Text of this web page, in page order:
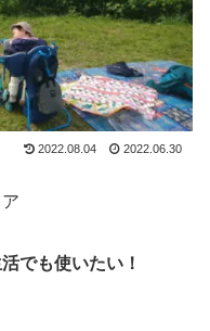
2022.08.04 2022.06.30
でも使いたい！